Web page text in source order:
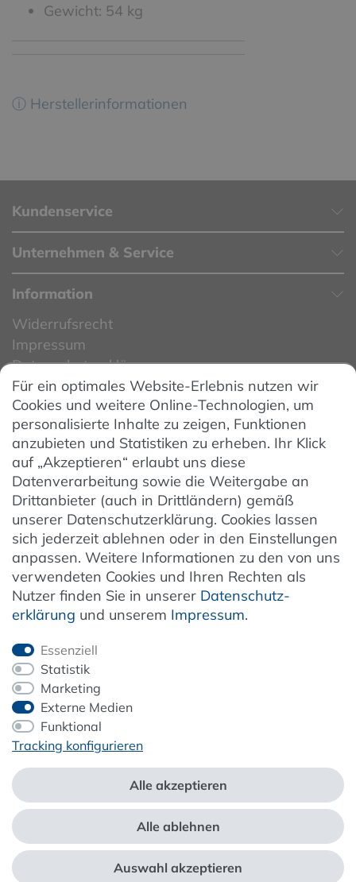
Gewicht: 54 kg
ⓘ Herstellerinformationen
Kundenservice
Unternehmen & Service
Information
Widerrufsrecht
Impressum
Datenschutzerklärung
Datenschutzeinstellungen
AGB
Barrierefreiheit
Hinweise zur Batterieentsorgung
Entsorgung von Elektro-Altgeräten
Vertrag widerrufen
Newsletter
Jetzt anmelden
ZAHLUNG & VERSAND
*Alle Preise inkl. der gesetzl. MwSt. zzgl.Service- und Versandkosten
Für ein optimales Website-Erlebnis nutzen wir
Cookies und weitere Online-Technologien, um
personalisierte Inhalte zu zeigen, Funktionen
anzubieten und Statistiken zu erheben. Ihr Klick
auf „Akzeptieren“ erlaubt uns diese
Datenverarbeitung sowie die Weitergabe an
Drittanbieter (auch in Drittländern) gemäß
unserer Datenschutzerklärung. Cookies lassen
sich jederzeit ablehnen oder in den Einstellungen
anpassen. Weitere Informationen zu den von uns
verwendeten Cookies und Ihren Rechten als
Nutzer finden Sie in unserer Daten­schutz­
erklärung und unserem Impressum.
Essenziell
Statistik
Marketing
Externe Medien
Funktional
Tracking konfigurieren
Alle akzeptieren
Alle ablehnen
Auswahl akzeptieren